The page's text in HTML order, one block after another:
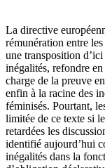
La directive
rémunération entre
une transposition
inégalités, refondre
charge de la preuve
enfin à la racine des
féminisés. Pourtant,
limitée de ce texte si
retardées les
identifié aujourd’hui
inégalités dans la